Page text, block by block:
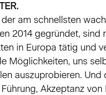
am schnellsten
2014 gegründet,
in Europa tätig und
Möglichkeiten, uns
auszuprobieren.
Akzeptanz